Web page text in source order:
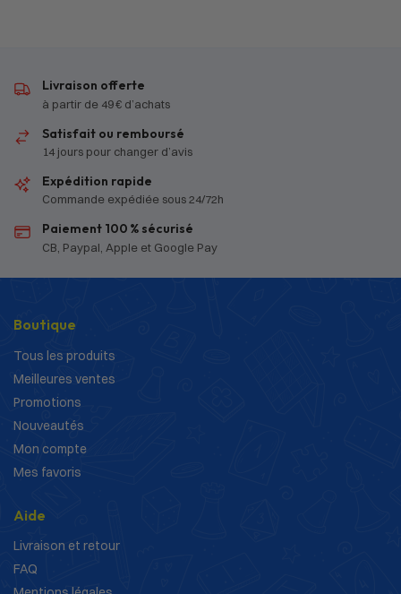
Livraison offerte
à partir de 49 € d’achats
Satisfait ou remboursé
14 jours pour changer d’avis
Expédition rapide
Commande expédiée sous 24/72h
Paiement 100 % sécurisé
CB, Paypal, Apple et Google Pay
Boutique
Tous les produits
Meilleures ventes
Promotions
Nouveautés
Mon compte
Mes favoris
Aide
Livraison et retour
FAQ